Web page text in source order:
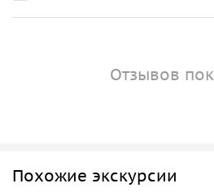
Отзывов
Похожие экскурсии